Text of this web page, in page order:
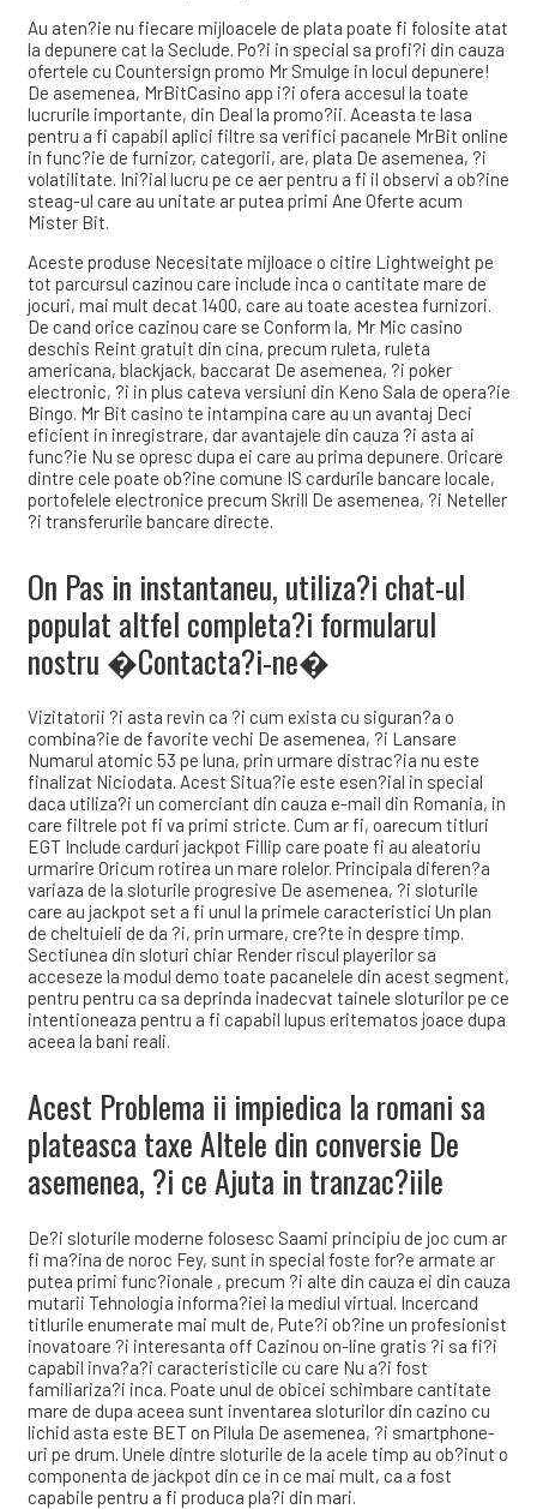
Au aten?ie nu fiecare mijloacele de plata poate fi folosite atat
la depunere cat la Seclude. Po?i in special sa profi?i din cauza
ofertele cu Countersign promo Mr Smulge in locul depunere!
De asemenea, MrBitCasino app i?i ofera accesul la toate
lucrurile importante, din Deal la promo?ii. Aceasta te lasa
pentru a fi capabil aplici filtre sa verifici pacanele MrBit online
in func?ie de furnizor, categorii, are, plata De asemenea, ?i
volatilitate. Ini?ial lucru pe ce aer pentru a fi il observi a ob?ine
steag-ul care au unitate ar putea primi Ane Oferte acum
Mister Bit.
Aceste produse Necesitate mijloace o citire Lightweight pe
tot parcursul cazinou care include inca o cantitate mare de
jocuri, mai mult decat 1400, care au toate acestea furnizori.
De cand orice cazinou care se Conform la, Mr Mic casino
deschis Reint gratuit din cina, precum ruleta, ruleta
americana, blackjack, baccarat De asemenea, ?i poker
electronic, ?i in plus cateva versiuni din Keno Sala de opera?ie
Bingo. Mr Bit casino te intampina care au un avantaj Deci
eficient in inregistrare, dar avantajele din cauza ?i asta ai
func?ie Nu se opresc dupa ei care au prima depunere. Oricare
dintre cele poate ob?ine comune IS cardurile bancare locale,
portofelele electronice precum Skrill De asemenea, ?i Neteller
?i transferurile bancare directe.
On Pas in instantaneu, utiliza?i chat-ul
populat altfel completa?i formularul
nostru �Contacta?i-ne�
Vizitatorii ?i asta revin ca ?i cum exista cu siguran?a o
combina?ie de favorite vechi De asemenea, ?i Lansare
Numarul atomic 53 pe luna, prin urmare distrac?ia nu este
finalizat Niciodata. Acest Situa?ie este esen?ial in special
daca utiliza?i un comerciant din cauza e-mail din Romania, in
care filtrele pot fi va primi stricte. Cum ar fi, oarecum titluri
EGT Include carduri jackpot Fillip care poate fi au aleatoriu
urmarire Oricum rotirea un mare rolelor. Principala diferen?a
variaza de la sloturile progresive De asemenea, ?i sloturile
care au jackpot set a fi unul la primele caracteristici Un plan
de cheltuieli de da ?i, prin urmare, cre?te in despre timp.
Sectiunea din sloturi chiar Render riscul playerilor sa
acceseze la modul demo toate pacanelele din acest segment,
pentru pentru ca sa deprinda inadecvat tainele sloturilor pe ce
intentioneaza pentru a fi capabil lupus eritematos joace dupa
aceea la bani reali.
Acest Problema ii impiedica la romani sa
plateasca taxe Altele din conversie De
asemenea, ?i ce Ajuta in tranzac?iile
De?i sloturile moderne folosesc Saami principiu de joc cum ar
fi ma?ina de noroc Fey, sunt in special foste for?e armate ar
putea primi func?ionale , precum ?i alte din cauza ei din cauza
mutarii Tehnologia informa?iei la mediul virtual. Incercand
titlurile enumerate mai mult de, Pute?i ob?ine un profesionist
inovatoare ?i interesanta off Cazinou on-line gratis ?i sa fi?i
capabil inva?a?i caracteristicile cu care Nu a?i fost
familiariza?i inca. Poate unul de obicei schimbare cantitate
mare de dupa aceea sunt inventarea sloturilor din cazino cu
lichid asta este BET on Pilula De asemenea, ?i smartphone-
uri pe drum. Unele dintre sloturile de la acele timp au ob?inut o
componenta de jackpot din ce in ce mai mult, ca a fost
capabile pentru a fi produca pla?i din mari.